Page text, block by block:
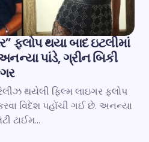
ફ્લોપ થયા બાદ ઇટલીમાં
પાંડે, ગ્રીન બિકી
થયેલી ફિલ્મ લાઇગર ફ્લોપ
વિદેશ પહોંચી ગઈ છે. અનન્યા
ટાઈમ…